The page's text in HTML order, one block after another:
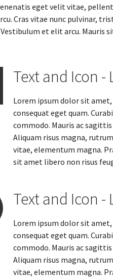
eget velit vitae,
Cras vitae nunc pulvinar,
et elit arcu. Mauris
Text and Icon -
Lorem ipsum dolor sit
consequat eget quam.
commodo. Mauris ac
Aliquam risus magna,
vitae, elementum magna.
sit amet libero non risus
Text and Icon -
Lorem ipsum dolor sit
consequat eget quam.
commodo. Mauris ac
Aliquam risus magna,
vitae, elementum magna.